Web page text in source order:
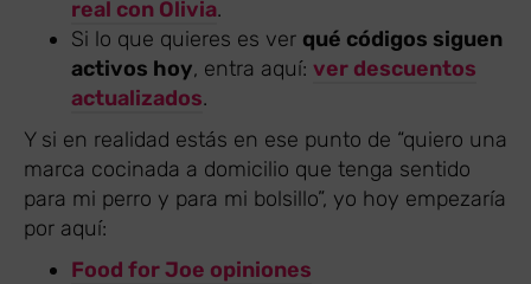
real con Olivia.
Si lo que quieres es ver qué códigos siguen
activos hoy, entra aquí: ver descuentos
actualizados.
Y si en realidad estás en ese punto de “quiero una
marca cocinada a domicilio que tenga sentido
para mi perro y para mi bolsillo”, yo hoy empezaría
por aquí:
Food for Joe opiniones